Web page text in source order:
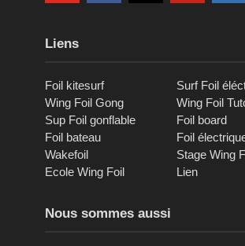
Liens
Foil kitesurf
Surf Foil
Wing Foil Gong
Wing Foil
Sup Foil gonflable
Foil board
Foil bateau
Foil
Wakefoil
Stage Wing
Ecole Wing Foil
Lien
Nous sommes aussi